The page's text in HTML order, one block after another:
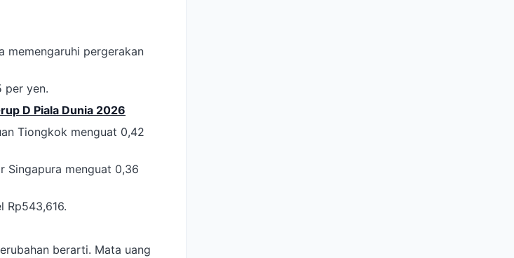
memengaruhi pergerakan
per yen.
D Piala Dunia 2026
Tiongkok menguat 0,42
Singapura menguat 0,36
Rp543,616.
berarti. Mata uang